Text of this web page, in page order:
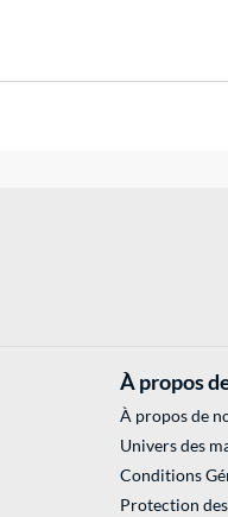
À propos
À propos de
Univers des
Conditions
Protection